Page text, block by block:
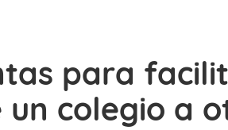
para
un colegio a